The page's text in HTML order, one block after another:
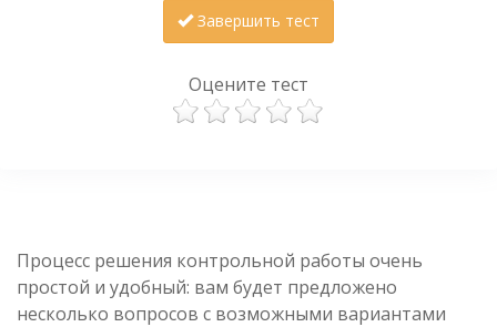
Завершить тест
Оцените тест
Процесс решения контрольной работы очень
простой и удобный: вам будет предложено
несколько вопросов с возможными вариантами